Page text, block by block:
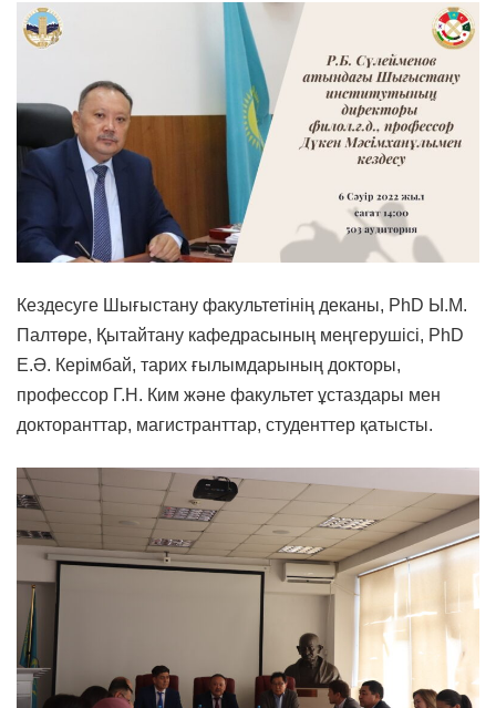
Кездесуге Шығыстану факультетінің деканы, PhD Ы.М.
Палтөре, Қытайтану кафедрасының меңгерушісі, PhD
Е.Ә. Керімбай, тарих ғылымдарының докторы,
профессор Г.Н. Ким және факультет ұстаздары мен
докторанттар, магистранттар, студенттер қатысты.